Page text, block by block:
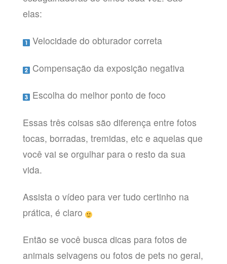
elas:
Velocidade do obturador correta
Compensação da exposição negativa
Escolha do melhor ponto de foco
Essas três coisas são diferença entre fotos
tocas, borradas, tremidas, etc e aquelas que
você vai se orgulhar para o resto da sua
vida.
Assista o vídeo para ver tudo certinho na
prática, é claro
Então se você busca dicas para fotos de
animais selvagens ou fotos de pets no geral,